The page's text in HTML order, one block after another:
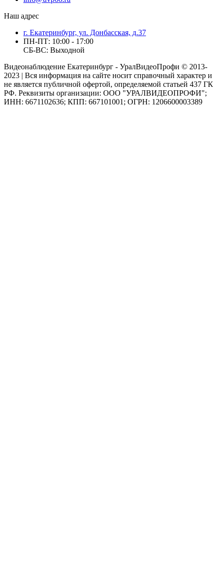
Наш адрес
г. Екатеринбург, ул. Донбасская, д.37
ПН-ПТ: 10:00 - 17:00
СБ-ВС: Выходной
Видеонаблюдение Екатеринбург - УралВидеоПрофи © 2013-
2023 | Вся информация на сайте носит справочный характер и
не является публичной офертой, определяемой статьей 437 ГК
РФ. Реквизиты организации: ООО "УРАЛВИДЕОПРОФИ";
ИНН: 6671102636; КПП: 667101001; ОГРН: 1206600003389